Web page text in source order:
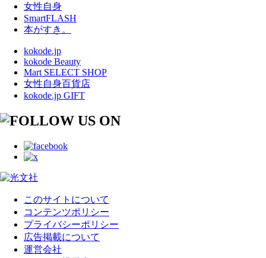
女性自身
SmartFLASH
本がすき。
kokode.jp
kokode Beauty
Mart SELECT SHOP
女性自身百貨店
kokode.jp GIFT
このサイトについて
コンテンツポリシー
プライバシーポリシー
広告掲載について
運営会社